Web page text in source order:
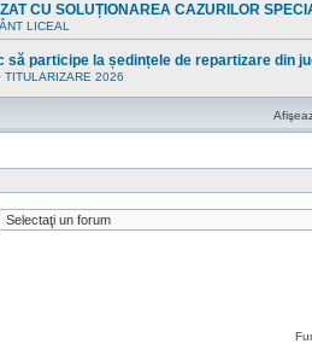
CU SOLUȚIONAREA CAZURILOR
LICEAL
să participe la ședințele de repartizare din
2026